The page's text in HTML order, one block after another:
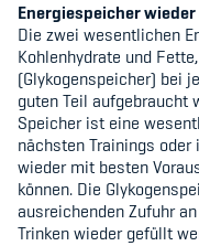
Energiespeicher
Die zwei wesentlichen
Kohlenhydrate und
(Glykogenspeicher) bei
guten Teil aufgebraucht
Speicher ist eine
nächsten Trainings
wieder mit besten
können. Die
ausreichenden Zufuhr
Trinken wieder gefüllt